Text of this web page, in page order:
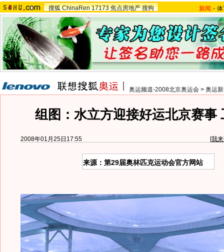
搜狐 ChinaRen 17173 焦点房地产 搜狗 新闻 -
奥运频道-2008北京奥运会 > 奥运
组图：水立方迎接好运北京赛事
2008年01月25日17:55 [我
来源：第29届奥林匹克运动会官方网站